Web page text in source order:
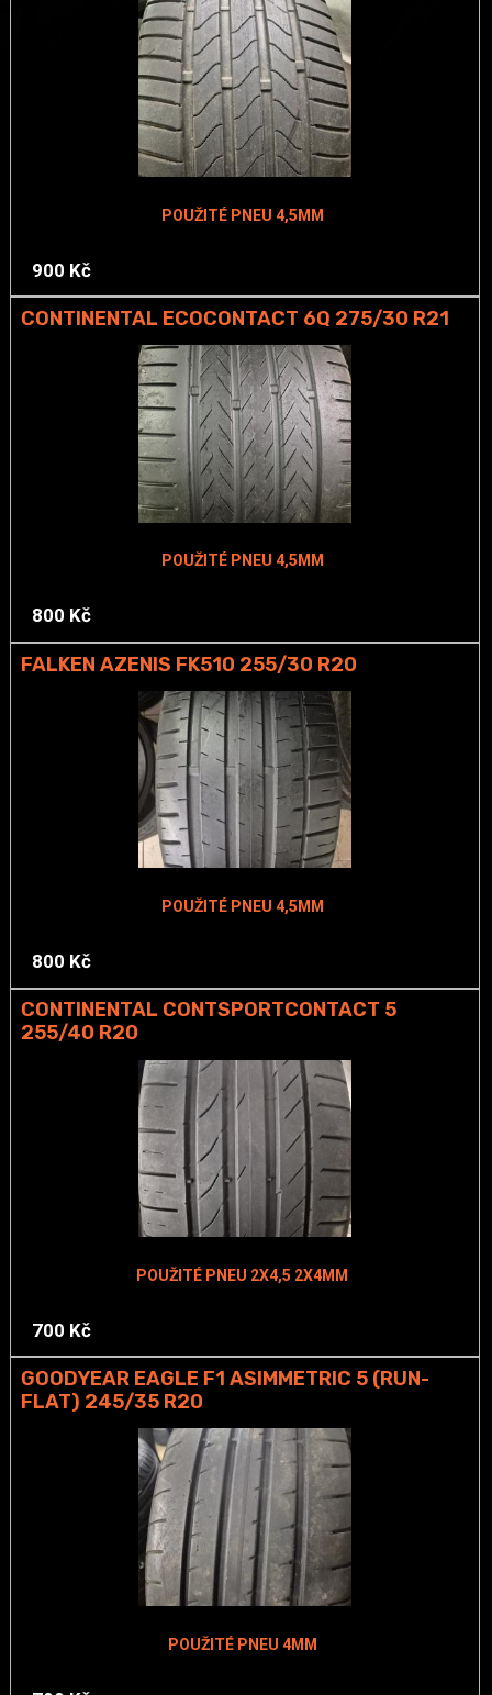
POUŽITÉ PNEU 4,5MM
900 Kč
CONTINENTAL ECOCONTACT 6Q 275/30 R21
POUŽITÉ PNEU 4,5MM
800 Kč
FALKEN AZENIS FK510 255/30 R20
POUŽITÉ PNEU 4,5MM
800 Kč
CONTINENTAL CONTSPORTCONTACT 5
255/40 R20
POUŽITÉ PNEU 2X4,5 2X4MM
700 Kč
GOODYEAR EAGLE F1 ASIMMETRIC 5 (RUN-
FLAT) 245/35 R20
POUŽITÉ PNEU 4MM